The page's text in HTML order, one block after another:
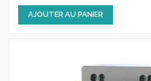
AJOUTER AU PANIER